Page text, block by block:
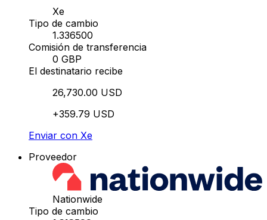
Xe
Tipo de cambio
1.336500
Comisión de transferencia
0 GBP
El destinatario recibe
26,730.00 USD
+359.79 USD
Enviar con Xe
Proveedor
Nationwide
Tipo de cambio